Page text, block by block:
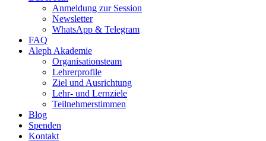
Anmeldung zur Session
Newsletter
WhatsApp & Telegram
FAQ
Aleph Akademie
Organisationsteam
Lehrerprofile
Ziel und Ausrichtung
Lehr- und Lernziele
Teilnehmerstimmen
Blog
Spenden
Kontakt